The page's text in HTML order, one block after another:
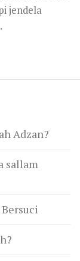
jendela
Adzan?
sallam